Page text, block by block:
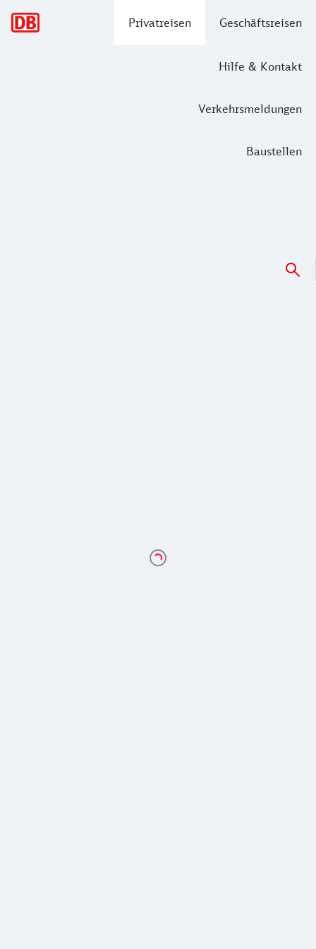
Privatreisen Geschäftsreisen
Hilfe & Kontakt
Verkehrsmeldungen
Baustellen